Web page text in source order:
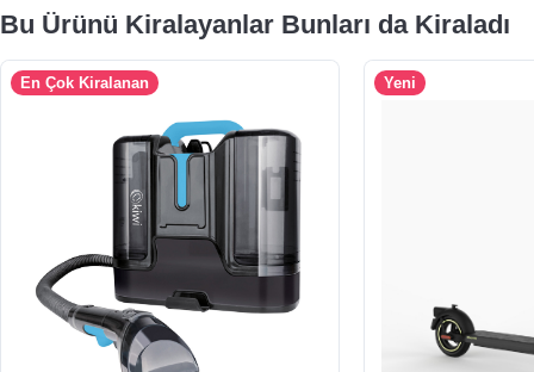
Bu Ürünü Kiralayanlar Bunları da Kiraladı
En Çok Kiralanan Yeni